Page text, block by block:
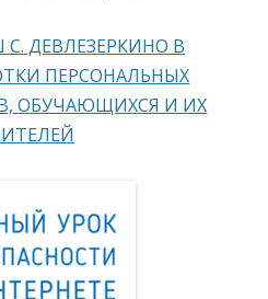
ДЕВЛЕЗЕРКИНО В
ПЕРСОНАЛЬНЫХ
ОБУЧАЮЩИХСЯ И ИХ